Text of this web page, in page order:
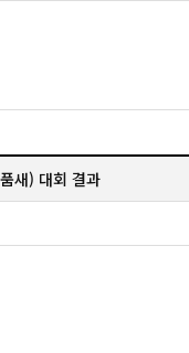
새) 대회 결과